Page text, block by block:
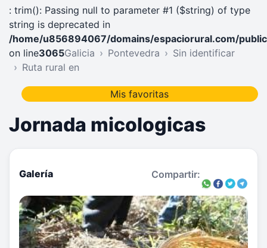
: trim(): Passing null to parameter #1 ($string) of type
string is deprecated in
/home/u856894067/domains/espaciorural.com/
on line3065Galicia Pontevedra
Sin identificar
Ruta rural en
Mis favoritas
Jornada micologicas
Galería Compartir: